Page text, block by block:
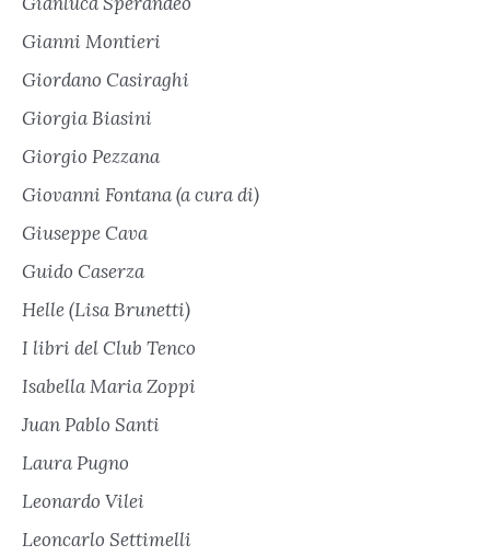
Gianni Montieri
Giordano Casiraghi
Giorgia Biasini
Giorgio Pezzana
Giovanni Fontana (a cura di)
Giuseppe Cava
Guido Caserza
Helle (Lisa Brunetti)
I libri del Club Tenco
Isabella Maria Zoppi
Juan Pablo Santi
Laura Pugno
Leonardo Vilei
Leoncarlo Settimelli